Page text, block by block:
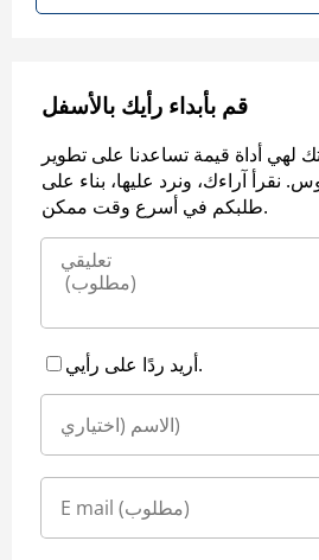
قم بأبداء رأيك بالأسفل
لهي أداة قيمة تساعدنا على تطوير
آراءك، ونرد عليها، بناء على
طلبكم في أسرع وقت ممكن.
أريد ردًا على رأيي.